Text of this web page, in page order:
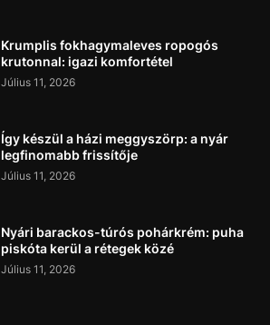
Krumplis fokhagymaleves ropogós
krutonnal: igazi komfortétel
Július 11, 2026
Így készül a házi meggyszörp: a nyár
legfinomabb frissítője
Július 11, 2026
Nyári barackos-túrós pohárkrém: puha
piskóta kerül a rétegek közé
Július 11, 2026